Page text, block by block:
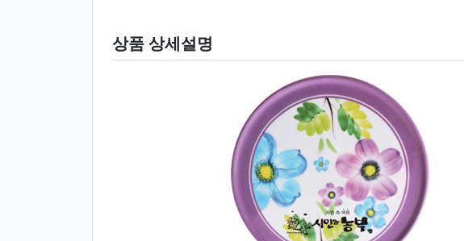
상품 상세설명